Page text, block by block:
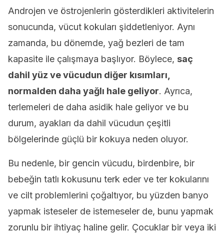
Androjen ve östrojenlerin gösterdikleri aktivitelerin
sonucunda, vücut kokuları şiddetleniyor. Aynı
zamanda, bu dönemde, yağ bezleri de tam
kapasite ile çalışmaya başlıyor. Böylece, saç
dahil yüz ve vücudun diğer kısımları,
normalden daha yağlı hale geliyor. Ayrıca,
terlemeleri de daha asidik hale geliyor ve bu
durum, ayakları da dahil vücudun çeşitli
bölgelerinde güçlü bir kokuya neden oluyor.
Bu nedenle, bir gencin vücudu, birdenbire, bir
bebeğin tatlı kokusunu terk eder ve ter kokularını
ve cilt problemlerini çoğaltıyor, bu yüzden banyo
yapmak isteseler de istemeseler de, bunu yapmak
zorunlu bir ihtiyaç haline gelir. Çocuklar bir veya iki